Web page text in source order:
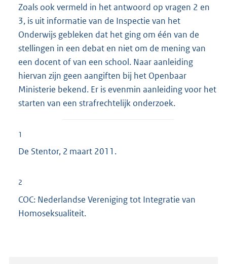
Zoals ook vermeld in het antwoord op vragen 2 en
3, is uit informatie van de Inspectie van het
Onderwijs gebleken dat het ging om één van de
stellingen in een debat en niet om de mening van
een docent of van een school. Naar aanleiding
hiervan zijn geen aangiften bij het Openbaar
Ministerie bekend. Er is evenmin aanleiding voor het
starten van een strafrechtelijk onderzoek.
1
De Stentor, 2 maart 2011.
2
COC: Nederlandse Vereniging tot Integratie van
Homoseksualiteit.